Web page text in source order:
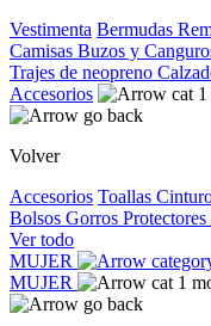
Vestimenta Bermudas
Camisas Buzos y
Trajes de neopreno
Accesorios
Volver
Accesorios Toallas
Bolsos Gorros Protectores
Ver todo
MUJER
MUJER